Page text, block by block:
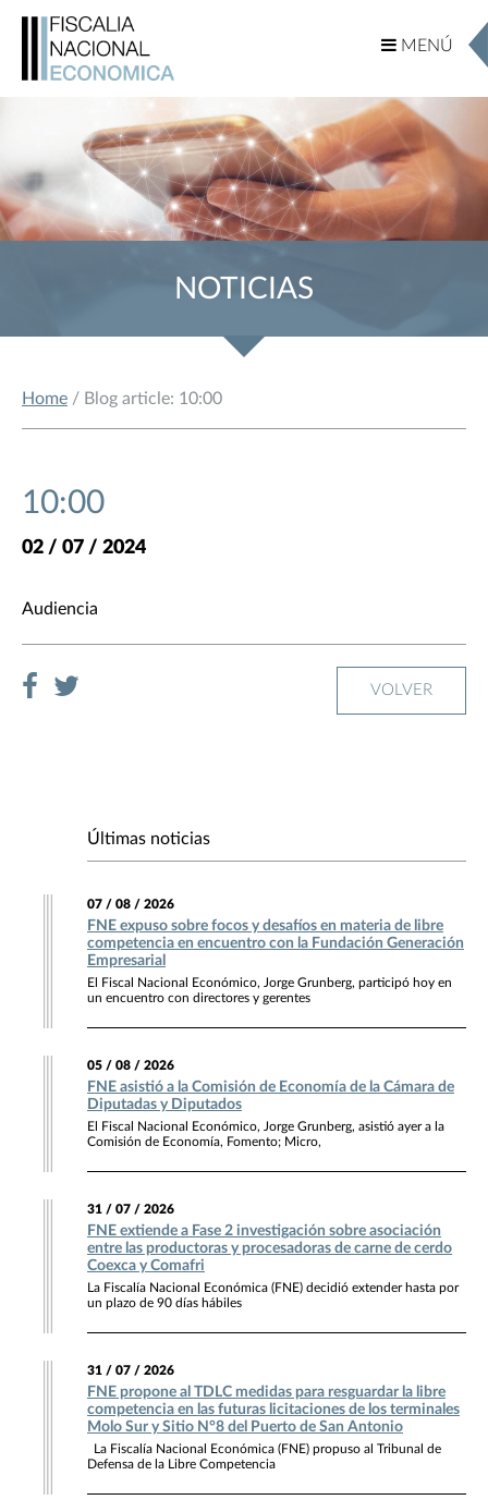
MENÚ
MENÚ
NOTICIAS
Home / Blog article: 10:00
10:00
02 / 07 / 2024
Audiencia
VOLVER
Últimas noticias
07 / 08 / 2026
FNE expuso sobre focos y desafíos en materia de libre
competencia en encuentro con la Fundación Generación
Empresarial
El Fiscal Nacional Económico, Jorge Grunberg, participó hoy en
un encuentro con directores y gerentes
05 / 08 / 2026
FNE asistió a la Comisión de Economía de la Cámara de
Diputadas y Diputados
El Fiscal Nacional Económico, Jorge Grunberg, asistió ayer a la
Comisión de Economía, Fomento; Micro,
31 / 07 / 2026
FNE extiende a Fase 2 investigación sobre asociación
entre las productoras y procesadoras de carne de cerdo
Coexca y Comafri
La Fiscalía Nacional Económica (FNE) decidió extender hasta por
un plazo de 90 días hábiles
31 / 07 / 2026
FNE propone al TDLC medidas para resguardar la libre
competencia en las futuras licitaciones de los terminales
Molo Sur y Sitio N°8 del Puerto de San Antonio
La Fiscalía Nacional Económica (FNE) propuso al Tribunal de
Defensa de la Libre Competencia